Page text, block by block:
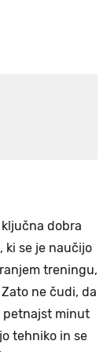
dobra
ki se je naučijo
treningu,
ne čudi, da
petnajst minut
tehniko in se